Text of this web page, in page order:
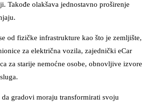
Takođe olakšava jednostavno proširenje
od fizičke infrastrukture kao što je zemljište,
za električna vozila, zajednički eCar
za starije nemoćne osobe, obnovljive izvore
gradovi moraju transformirati svoju